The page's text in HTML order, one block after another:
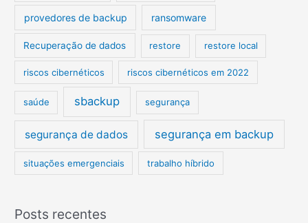
provedores de backup ransomware
Recuperação de dados restore restore local
riscos cibernéticos riscos cibernéticos em 2022
saúde sbackup segurança
segurança de dados segurança em backup
situações emergenciais trabalho híbrido
Posts recentes